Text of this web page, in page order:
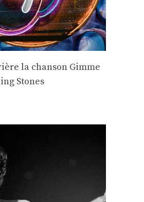
la chanson Gimme
Stones